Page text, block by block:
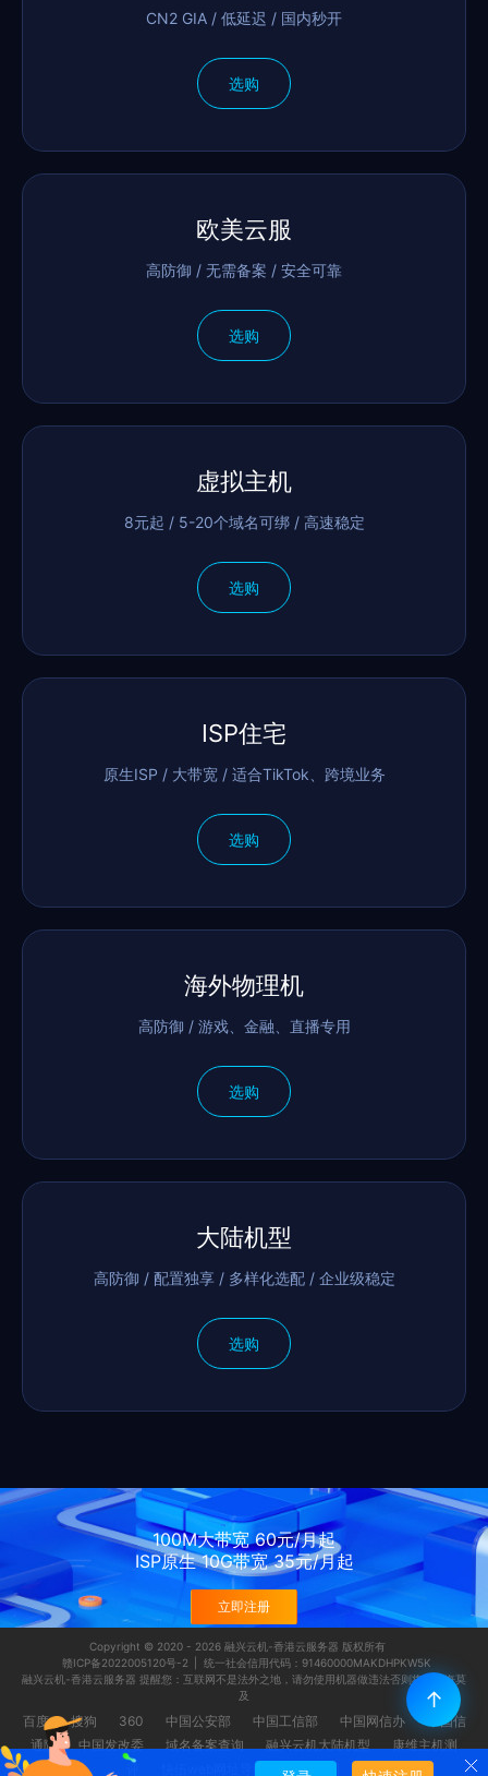
CN2 GIA / 低延迟 / 国内秒开
选购
欧美云服
高防御 / 无需备案 / 安全可靠
选购
虚拟主机
8元起 / 5-20个域名可绑 / 高速稳定
选购
ISP住宅
原生ISP / 大带宽 / 适合TikTok、跨境业务
选购
海外物理机
高防御 / 游戏、金融、直播专用
选购
大陆机型
高防御 / 配置独享 / 多样化选配 / 企业级稳定
选购
↑
100M大带宽 60元/月起
ISP原生 10G带宽 35元/月起
立即注册
Copyright © 2020 - 2026 融兴云机-香港云服务器 版权所有
赣ICP备2022005120号-2
| 统一社会信用代码：91460000MAKDHPKW5K
融兴云机-香港云服务器 提醒您：互联网不是法外之地，请勿使用机器做违法否则将会后悔莫
及
百度 搜狗 360 中国公安部 中国工信部 中国网信办
中国信
通院
中国发改委 域名备案查询 融兴云机大陆机型
康维主机测
网站地图